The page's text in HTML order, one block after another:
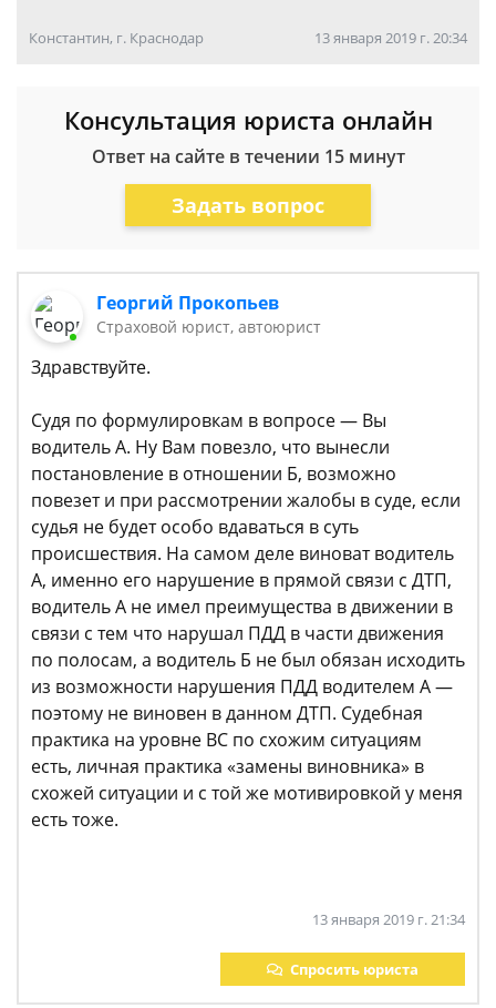
Константин, г. Краснодар 13 января 2019 г. 20:34
Консультация юриста онлайн
Ответ на сайте в течении 15 минут
Задать вопрос
Георгий Прокопьев
Страховой юрист, автоюрист
Здравствуйте.
Судя по формулировкам в вопросе — Вы
водитель А. Ну Вам повезло, что вынесли
постановление в отношении Б, возможно
повезет и при рассмотрении жалобы в суде, если
судья не будет особо вдаваться в суть
происшествия. На самом деле виноват водитель
А, именно его нарушение в прямой связи с ДТП,
водитель А не имел преимущества в движении в
связи с тем что нарушал ПДД в части движения
по полосам, а водитель Б не был обязан исходить
из возможности нарушения ПДД водителем А —
поэтому не виновен в данном ДТП. Судебная
практика на уровне ВС по схожим ситуациям
есть, личная практика «замены виновника» в
схожей ситуации и с той же мотивировкой у меня
есть тоже.
13 января 2019 г. 21:34
Спросить юриста